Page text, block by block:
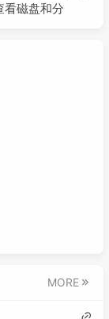
看磁盘和分
MORE